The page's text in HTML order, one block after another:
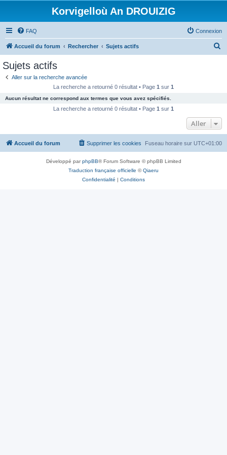
Korvigelloù An DROUIZIG
FAQ Connexion
Accueil du forum Rechercher Sujets actifs
c
e
Sujets actifs
Aller sur la recherche avancée
La recherche a retourné 0 résultat • Page 1 sur 1
Aucun résultat ne correspond aux termes que vous avez spécifiés.
La recherche a retourné 0 résultat • Page 1 sur 1
Aller
Accueil du forum Fuseau horaire sur UTC+01:00
Supprimer les cookies
Développé parphpBB® Forum Software © phpBB Limited
Traduction française officielle ©Qiaeru
Confidentialité | Conditions